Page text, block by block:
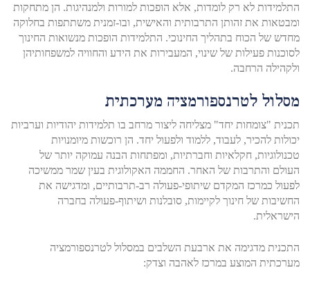
התלמידות לא רק לומדות, אלא הופכות למורות ולמנהיגות. הן מתחקות
ומבטאות את זהותן התרבותית והאישית, ובו-זמנית משתתפות בחלוקה
מחדש של הכוח בתהליך החינוכי. התלמידות הופכות מנשואות החינוך
לסוכנות פעילות של שינוי, המעבירות את הידע והחוויה למשפחותיהן
ולקהילה הרחבה.
מסלול לטרנספורמציה מערכתית
תכנית "צומחות יחד" מצליחה ליצור מרחב בו תלמידות יהודיות וערביות
יכולות להכיר, לעבוד, ללמוד ולפעול יחד. הן רוכשות מיומנויות
טכנולוגיות, חקלאיות וחברתיות, ומפתחות הבנה עמוקה יותר של
העולם והתרבות של האחר. החממה האקולוגית בעין שמר ממשיכה
לפעול כמרכז המקדם שיתופי-פעולה רב-תרבותיים, ומדגישה את
החשיבות של חינוך לקיימות, סובלנות ושיתוף-פעולה בחברה
הישראלית.
התכנית מדגימה את ארבעת השלבים במסלול לטרנספורמציה
מערכתית המוצע במרכז לאהבה וצדק: